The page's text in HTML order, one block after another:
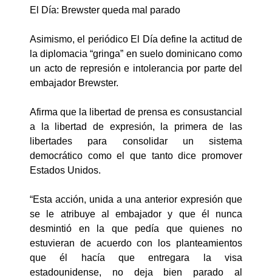
El Día: Brewster queda mal parado
Asimismo, el periódico El Día define la actitud de
la diplomacia “gringa” en suelo dominicano como
un acto de represión e intolerancia por parte del
embajador Brewster.
Afirma que la libertad de prensa es consustancial
a la libertad de expresión, la primera de las
libertades para consolidar un sistema
democrático como el que tanto dice promover
Estados Unidos.
“Esta acción, unida a una anterior expresión que
se le atribuye al embajador y que él nunca
desmintió en la que pedía que quienes no
estuvieran de acuerdo con los planteamientos
que él hacía que entregara la visa
estadounidense, no deja bien parado al